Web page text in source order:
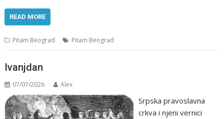
READ MORE
Pitam Beograd Pitam Beograd
Ivanjdan
07/07/2026 Alex
Srpska pravoslavna
crkva i njeni vernici